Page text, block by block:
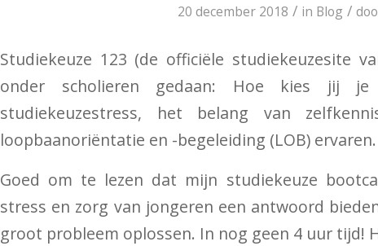
20 december 2018 / in Blog /
Studiekeuze 123 (de officiële studiekeuzesite
onder scholieren gedaan: Hoe kies jij
studiekeuzestress, het belang van
loopbaanoriëntatie en -begeleiding (LOB) ervaren.
Goed om te lezen dat mijn studiekeuze
stress en zorg van jongeren een antwoord
groot probleem oplossen. In nog geen 4 uur tijd!